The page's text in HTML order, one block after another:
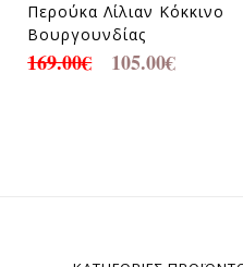
Περούκα Λίλιαν Κόκκινο
Βουργουνδίας
169.00€ 105.00€